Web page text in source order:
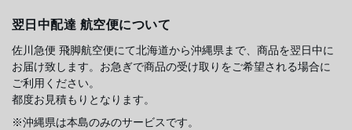
翌日中配達 航空便について
佐川急便 飛脚航空便にて北海道から沖縄県まで、商品を翌日中に
お届け致します。お急ぎで商品の受け取りをご希望される場合に
ご利用ください。
都度お見積もりとなります。
※沖縄県は本島のみのサービスです。